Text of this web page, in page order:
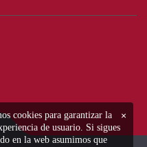
×
cookies para garantizar la
de usuario. Si sigues
en la web asumimos que